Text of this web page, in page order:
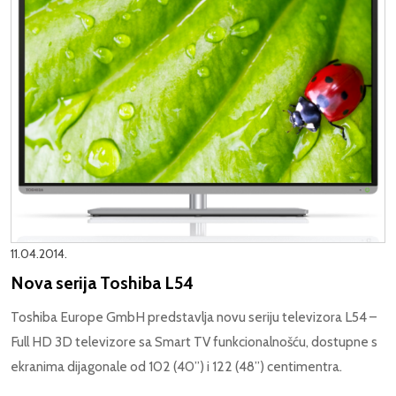
11.04.2014.
Nova serija Toshiba L54
Toshiba Europe GmbH predstavlja novu seriju televizora L54 –
Full HD 3D televizore sa Smart TV funkcionalnošću, dostupne s
ekranima dijagonale od 102 (40”) i 122 (48”) centimentra.